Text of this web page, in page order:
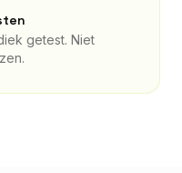
getest. Niet